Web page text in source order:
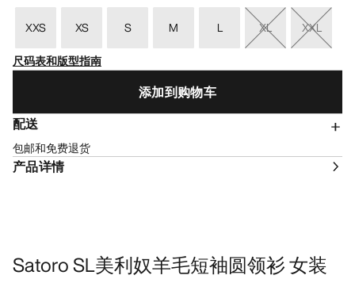
XXS XS S M L XL
XXL
尺码表和版型指南
添加到购物车
配送
包邮和免费退货
产品详情
Satoro SL美利奴羊毛短袖圆领衫 女装